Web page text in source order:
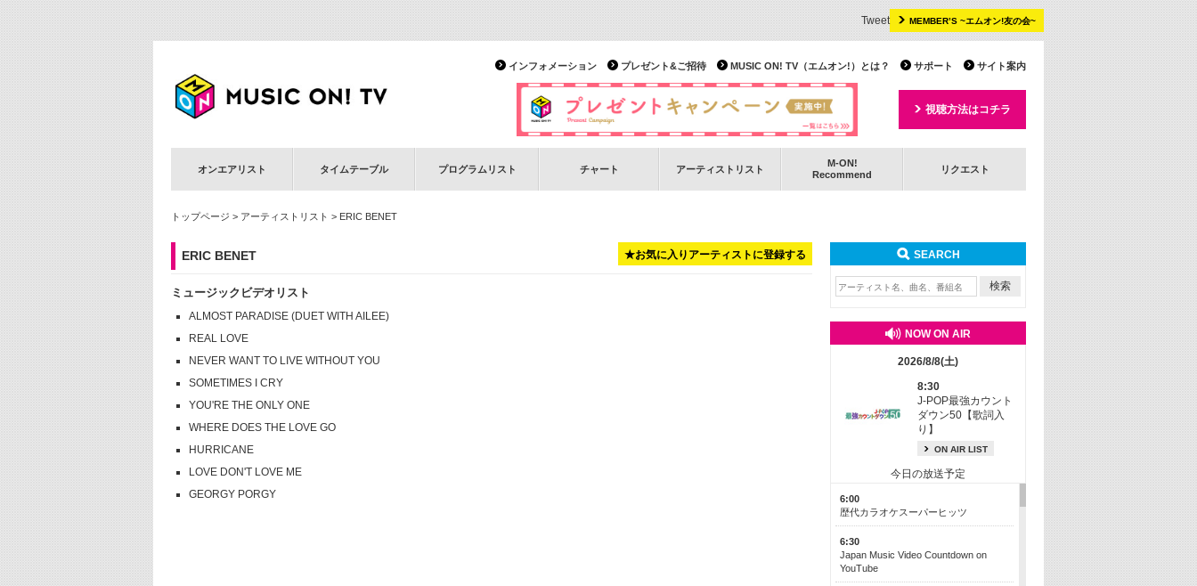
MEMBER’S ~エムオン!友の会~
Tweet
サイト案内
サポート
MUSIC ON! TV（エムオン!）とは？
プレゼント&ご招待
インフォメーション
視聴方法はコチラ
オンエアリスト タイムテーブル プログラムリスト チャート アーティストリスト
M-ON!
Recommend
リクエスト
トップページ > アーティストリスト > ERIC BENET
★お気に入りアーティストに登録する
ERIC BENET
ミュージックビデオリスト
ALMOST PARADISE (DUET WITH AILEE)
REAL LOVE
NEVER WANT TO LIVE WITHOUT YOU
SOMETIMES I CRY
YOU'RE THE ONLY ONE
WHERE DOES THE LOVE GO
HURRICANE
LOVE DON'T LOVE ME
GEORGY PORGY
SEARCH
NOW ON AIR
2026/8/8(土)
8:30
J-POP最強カウント
ダウン50【歌詞入
り】
ON AIR LIST
今日の放送予定
6:00
歴代カラオケスーパーヒッツ
6:30
Japan Music Video Countdown on
YouTube